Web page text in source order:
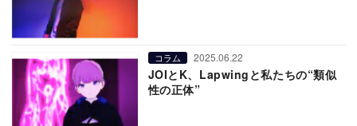
コラム 2025.06.22
JOIとK、Lapwingと私たちの“類似
性の正体”